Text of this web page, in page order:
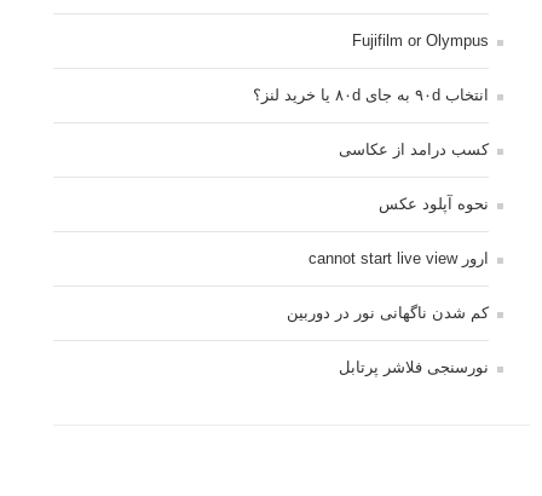
Fujifilm or Olympus
انتخاب ۹۰d به جای ۸۰d یا خرید لنز؟
کسب درامد از عکاسی
نحوه آپلود عکس
ارور cannot start live view
کم شدن ناگهانی نور در دوربین
نورسنجی فلاشر پرتابل